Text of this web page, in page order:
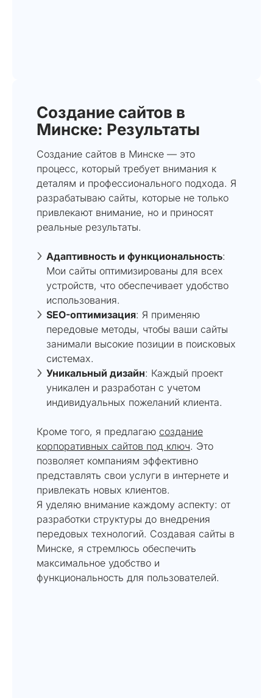
Создание сайтов в
Минске: Результаты
Создание сайтов в Минске — это
процесс, который требует внимания к
деталям и профессионального подхода. Я
разрабатываю сайты, которые не только
привлекают внимание, но и приносят
реальные результаты.
Адаптивность и функциональность:
Мои сайты оптимизированы для всех
устройств, что обеспечивает удобство
использования.
SEO-оптимизация: Я применяю
передовые методы, чтобы ваши сайты
занимали высокие позиции в поисковых
системах.
Уникальный дизайн: Каждый проект
уникален и разработан с учетом
индивидуальных пожеланий клиента.
Кроме того, я предлагаю создание
корпоративных сайтов под ключ. Это
позволяет компаниям эффективно
представлять свои услуги в интернете и
привлекать новых клиентов.
Я уделяю внимание каждому аспекту: от
разработки структуры до внедрения
передовых технологий. Создавая сайты в
Минске, я стремлюсь обеспечить
максимальное удобство и
функциональность для пользователей.